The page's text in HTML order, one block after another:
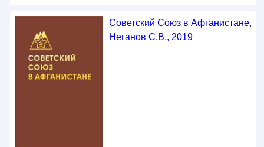
Советский Союз в Афганистане,
Неганов С.В., 2019